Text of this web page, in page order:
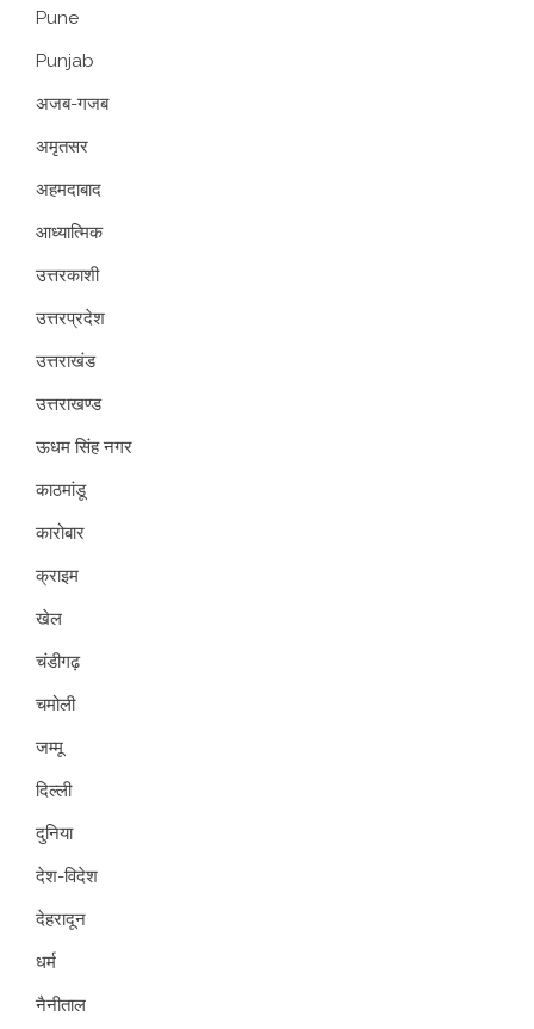
Pune
Punjab
अजब-गजब
अमृतसर
अहमदाबाद
आध्यात्मिक
उत्तरकाशी
उत्तरप्रदेश
उत्तराखंड
उत्तराखण्ड
ऊधम सिंह नगर
काठमांडू
कारोबार
क्राइम
खेल
चंडीगढ़
चमोली
जम्मू
दिल्ली
दुनिया
देश-विदेश
देहरादून
धर्म
नैनीताल